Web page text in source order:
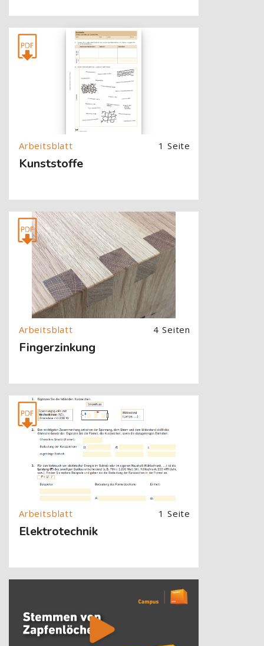
[Cocoon] About (Text with Image) überspringen
1 Seite
Kunststoffe
[Cocoon] About (Text with Image) überspringen
4 Seiten
Fingerzinkung
[Cocoon] About (Text with Image) überspringen
1 Seite
Elektrotechnik
[Cocoon] About (Text with Image) überspringen